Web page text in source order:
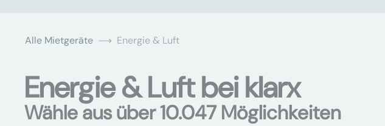
Alle Mietgeräte Energie & Luft
Energie & Luft bei klarx
Wähle aus über 10.047 Möglichkeiten